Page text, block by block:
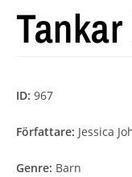
ID: 967
Författare: Jessica
Genre: Barn